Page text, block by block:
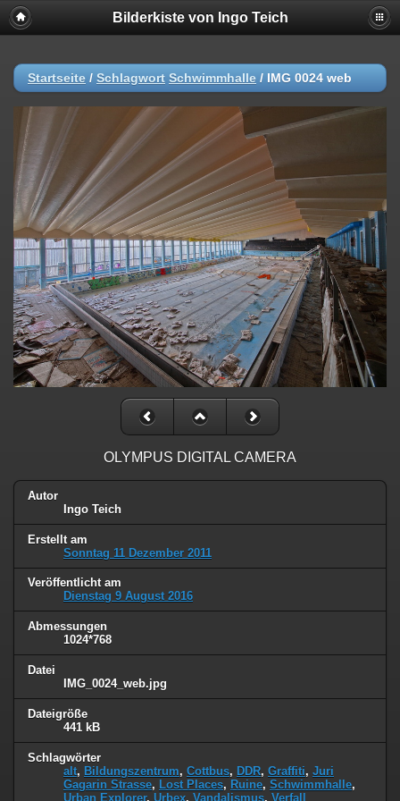
Bilderkiste von Ingo Teich
Startseite / Schlagwort Schwimmhalle / IMG 0024 web
OLYMPUS DIGITAL CAMERA
Autor
Ingo Teich
Erstellt am
Sonntag 11 Dezember 2011
Veröffentlicht am
Dienstag 9 August 2016
Abmessungen
1024*768
Datei
IMG_0024_web.jpg
Dateigröße
441 kB
Schlagwörter
alt, Bildungszentrum, Cottbus, DDR, Graffiti, Juri
Gagarin Strasse, Lost Places, Ruine, Schwimmhalle,
Urban Explorer, Urbex, Vandalismus, Verfall